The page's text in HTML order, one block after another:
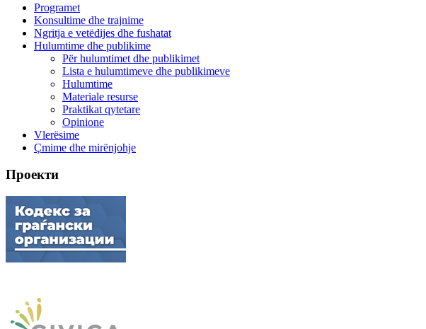
Programet
Konsultime dhe trajnime
Ngritja e vetëdijes dhe fushatat
Hulumtime dhe publikime
Për hulumtimet dhe publikimet
Lista e hulumtimeve dhe publikimeve
Hulumtime
Materiale resurse
Praktikat qytetare
Opinione
Vlerësime
Çmime dhe mirënjohje
Проекти